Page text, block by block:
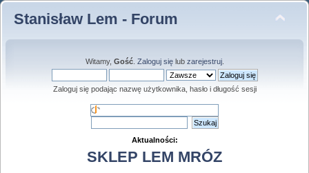
Stanisław Lem - Forum
Witamy, Gość. Zaloguj sięlub zarejestruj.
Zaloguj się podając nazwę użytkownika, hasło i długość sesji
Aktualności:
SKLEP LEM MRÓZ